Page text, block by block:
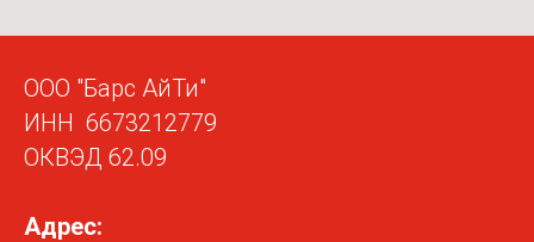
ООО "Барс АйТи"
ИНН 6673212779
ОКВЭД 62.09
Адрес: